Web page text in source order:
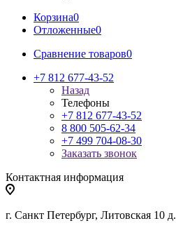
Корзина0
Отложенные0
Сравнение товаров0
+7 812 677-43-52
Назад
Телефоны
+7 812 677-43-52
8 800 505-62-34
+7 499 704-08-30
Заказать звонок
Контактная информация
г. Санкт Петербург, Литовская 10 д.